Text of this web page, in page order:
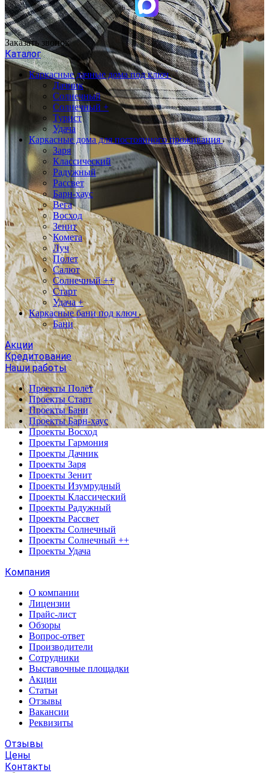
Заказать звонок
Каталог
Каркасные дачные дома под ключ
Дачник
Солнечный
Солнечный +
Турист
Удача
Каркасные дома для постоянного проживания
Заря
Классический
Радужный
Рассвет
Барн-хаус
Вега
Восход
Зенит
Комета
Луч
Полет
Салют
Солнечный ++
Старт
Удача +
Каркасные бани под ключ
Бани
Акции
Кредитование
Наши работы
Проекты Полёт
Проекты Старт
Проекты Бани
Проекты Барн-хаус
Проекты Восход
Проекты Гармония
Проекты Дачник
Проекты Заря
Проекты Зенит
Проекты Изумрудный
Проекты Классический
Проекты Радужный
Проекты Рассвет
Проекты Солнечный
Проекты Солнечный ++
Проекты Удача
Компания
О компании
Лицензии
Прайс-лист
Обзоры
Вопрос-ответ
Производители
Сотрудники
Выставочные площадки
Акции
Статьи
Отзывы
Вакансии
Реквизиты
Отзывы
Цены
Контакты